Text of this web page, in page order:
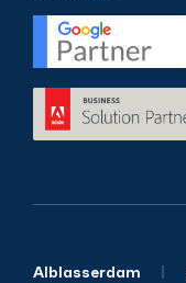
Alblasserdam